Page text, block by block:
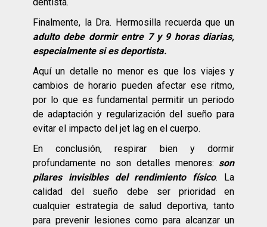
Finalmente, la Dra. Hermosilla recuerda que un
adulto debe dormir entre 7 y 9 horas diarias,
especialmente si es deportista.
Aquí un detalle no menor es que los viajes y
cambios de horario pueden afectar ese ritmo,
por lo que es fundamental permitir un periodo
de adaptación y regularización del sueño para
evitar el impacto del jet lag en el cuerpo.
En conclusión, respirar bien y dormir
profundamente no son detalles menores: son
pilares invisibles del rendimiento físico. La
calidad del sueño debe ser prioridad en
cualquier estrategia de salud deportiva, tanto
para prevenir lesiones como para alcanzar un